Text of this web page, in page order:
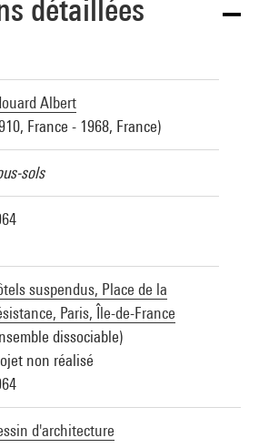
détaillées
Albert
France - 1968, France)
sols
suspendus, Place de la
Paris, Île-de-France
dissociable)
non réalisé
d'architecture